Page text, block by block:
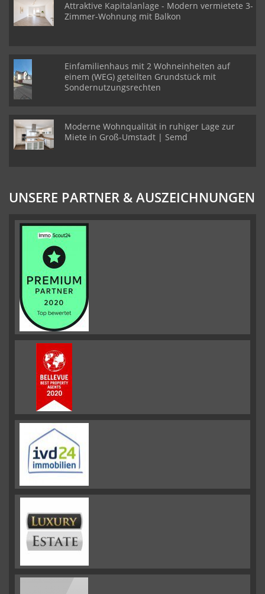
Attraktive Kapitalanlage - Modern vermietete 3-
Zimmer-Wohnung mit Balkon
Einfamilienhaus mit 2 Wohneinheiten auf
einem (WEG) geteilten Grundstück mit
Sondernutzungsrechten
Moderne Wohnqualität in ruhiger Lage zur
Miete in Groß-Umstadt | Semd
UNSERE PARTNER & AUSZEICHNUNGEN